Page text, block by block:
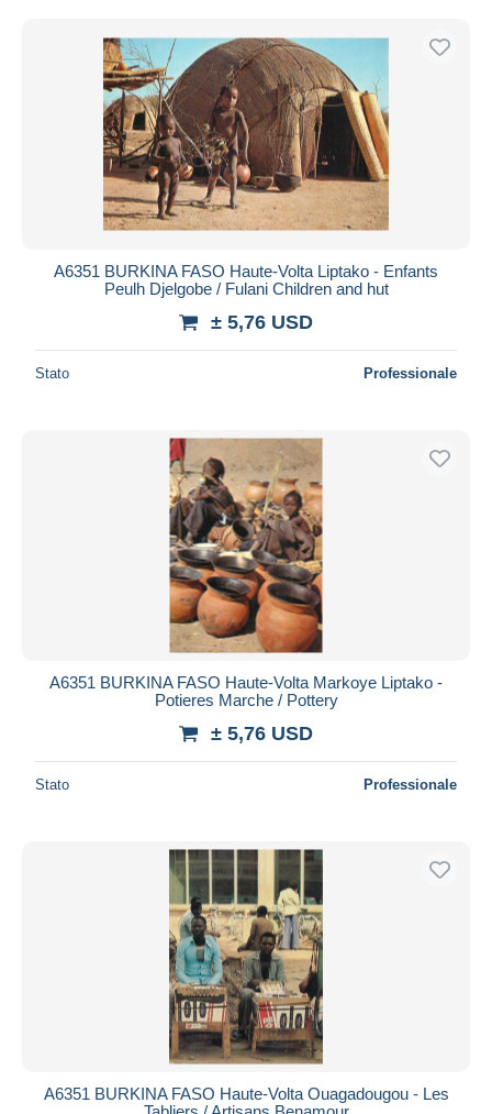
A6351 BURKINA FASO Haute-Volta Liptako - Enfants
Peulh Djelgobe / Fulani Children and hut
± 5,76 USD
Stato Professionale
A6351 BURKINA FASO Haute-Volta Markoye Liptako -
Potieres Marche / Pottery
± 5,76 USD
Stato Professionale
A6351 BURKINA FASO Haute-Volta Ouagadougou - Les